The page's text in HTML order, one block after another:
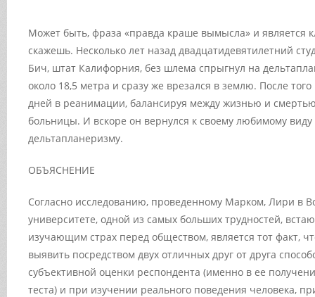
Может быть, фраза «правда краше вымысла» и является
скажешь. Несколько лет назад двадцатидевятилетний
Бич, штат Калифорния, без шлема спрыгнул на
около 18,5 метра и сразу же врезался в землю. После
дней в реанимации, балансируя между жизнью и
больницы. И вскоре он вернулся к своему любимому
дельтапланеризму.
ОБЪЯСНЕНИЕ
Согласно исследованию, проведенному Марком, Лири в
университете, одной из самых больших трудностей,
изучающим страх перед обществом, является тот факт,
выявить посредством двух отличных друг от друга
субъективной оценки респондента (именно в ее
теста) и при изучении реального поведения человека,